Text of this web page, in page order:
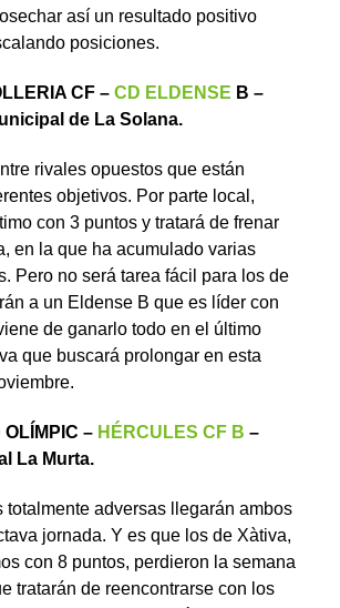
así un resultado positivo
posiciones.
CF – CD ELDENSE B –
de La Solana.
rivales opuestos que están
objetivos. Por parte local,
con 3 puntos y tratará de frenar
en la que ha acumulado varias
Pero no será tarea fácil para los de
a un Eldense B que es líder con
de ganarlo todo en el último
que buscará prolongar en esta
– HÉRCULES CF B –
La Murta.
totalmente adversas llegarán ambos
jornada. Y es que los de Xàtiva,
con 8 puntos, perdieron la semana
tratarán de reencontrarse con los